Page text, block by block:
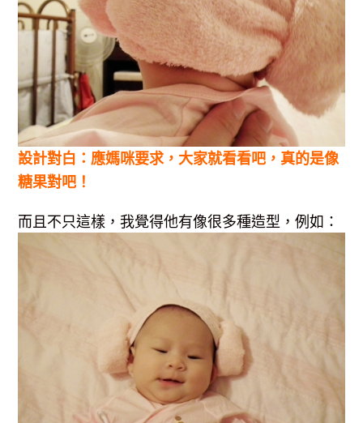
設計對白：應媽咪要求，大家就看看吧，真的是像
糖果對吧！
而且不只這樣，我覺得他有像很多種造型，例如：